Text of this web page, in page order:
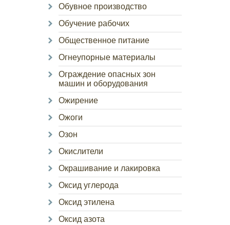
Обувное производство
Обучение рабочих
Общественное питание
Огнеупорные материалы
Ограждение опасных зон
машин и оборудования
Ожирение
Ожоги
Озон
Окислители
Окрашивание и лакировка
Оксид углерода
Оксид этилена
Оксид азота